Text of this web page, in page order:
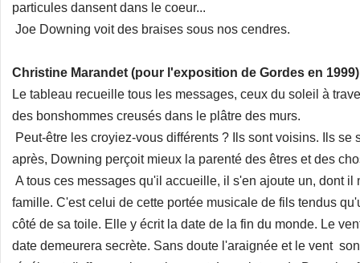
particules dansent dans le coeur...
Joe Downing voit des braises sous nos cendres.
Christine Marandet (pour l'exposition de Gordes en 1999)
Le tableau recueille tous les messages, ceux du soleil à
des bonshommes creusés dans le plâtre des murs.
Peut-être les croyiez-vous différents ? Ils sont voisins. Ils se
après, Downing perçoit mieux la parenté des êtres et des
A tous ces messages qu'il accueille, il s'en ajoute un, dont
famille. C'est celui de cette portée musicale de fils tendus
côté de sa toile. Elle y écrit la date de la fin du monde. Le
date demeurera secrète. Sans doute l'araignée et le vent